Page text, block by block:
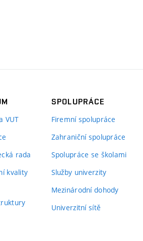
VUT
rada
kvality
SPOLUPRÁCE
Firemní spolupráce
Zahraniční spolupráce
Spolupráce se školami
Služby univerzity
Mezinárodní dohody
Univerzitní sítě